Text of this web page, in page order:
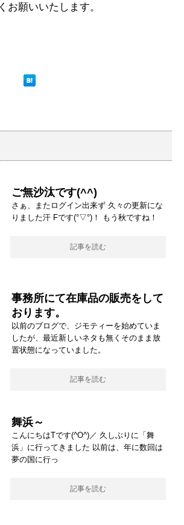
お願いいたします。
ご無沙汰です(^^)
さぁ、またログイン出来ず 久々の更新にな
りました汗 Fです(°▽°)！ もう秋ですね！
記事を読む
事務所にて在庫品の販売をして
おります。
以前のブログで、ジモティーを始めていま
したが、最近新しいネタも無くそのまま放
置状態になっていました。
記事を読む
舞浜～
こんにちはTです(^O^)／ 久しぶりに「舞
浜」に行ってきました 以前は、年に数回は
夢の国に行っ
記事を読む